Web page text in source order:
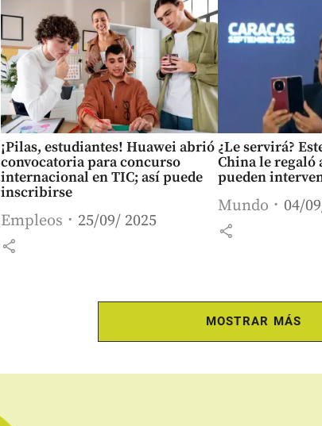
¡Pilas, estudiantes! Huawei abrió
convocatoria para concurso
internacional en TIC; así puede
inscribirse
Empleos 25/09/ 2025
share
¿Le servirá?
China le regaló
pueden
Mundo 04/
share
MOSTRAR MÁS